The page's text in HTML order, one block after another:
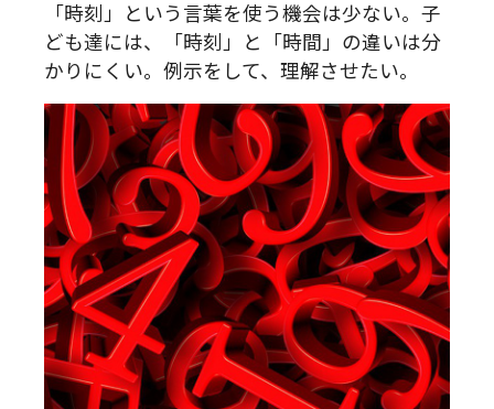
「時刻」という言葉を使う機会は少ない。子
ども達には、「時刻」と「時間」の違いは分
かりにくい。例示をして、理解させたい。